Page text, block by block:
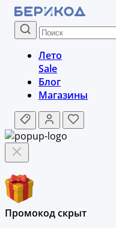
Лето
Sale
Блог
Магазины
Промокод скрыт